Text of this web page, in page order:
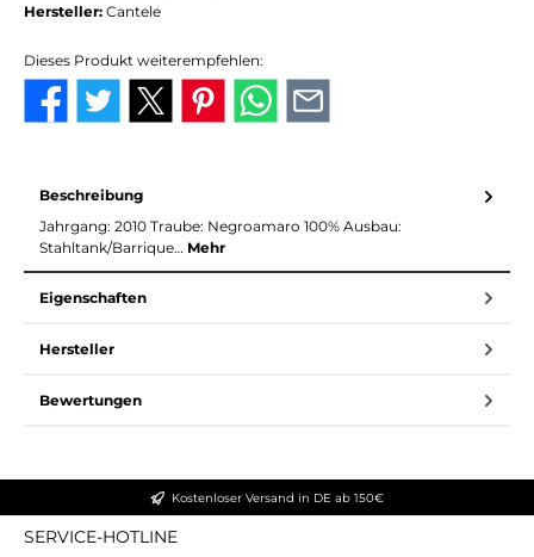
Hersteller: Cantele
Dieses Produkt weiterempfehlen:
Beschreibung
Jahrgang: 2010 Traube: Negroamaro 100% Ausbau:
Stahltank/Barrique… Mehr
Eigenschaften
Hersteller
Bewertungen
Kostenloser Versand in DE ab 150€
SERVICE-HOTLINE